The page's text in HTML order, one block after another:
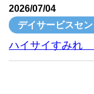
2026/07/04
デイサービスセ
ハイサイすみれ